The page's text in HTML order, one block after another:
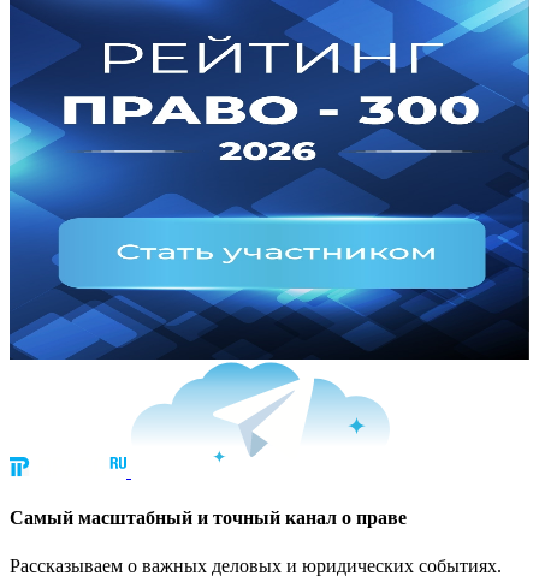
Cамый масштабный и точный канал о праве
Рассказываем о важных деловых и юридических событиях.